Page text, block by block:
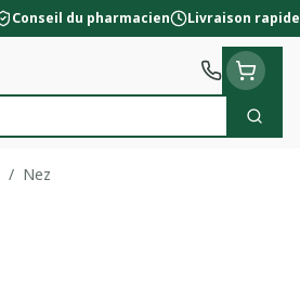
Conseil du pharmacien Livraison rapide
/ Nez